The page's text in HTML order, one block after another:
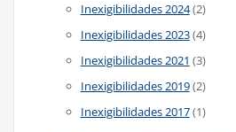
Inexigibilidades 2024(2)
Inexigibilidades 2023(4)
Inexigibilidades 2021 (3)
Inexigibilidades 2019(2)
Inexigibilidades 2017(1)